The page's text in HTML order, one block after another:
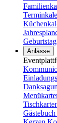
Anlässe